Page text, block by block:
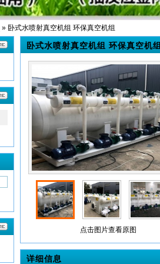
» 卧式水喷射真空机组 环保真空机组
卧式水喷射真空机组 环保真空机组
点击图片查看原图
详细信息